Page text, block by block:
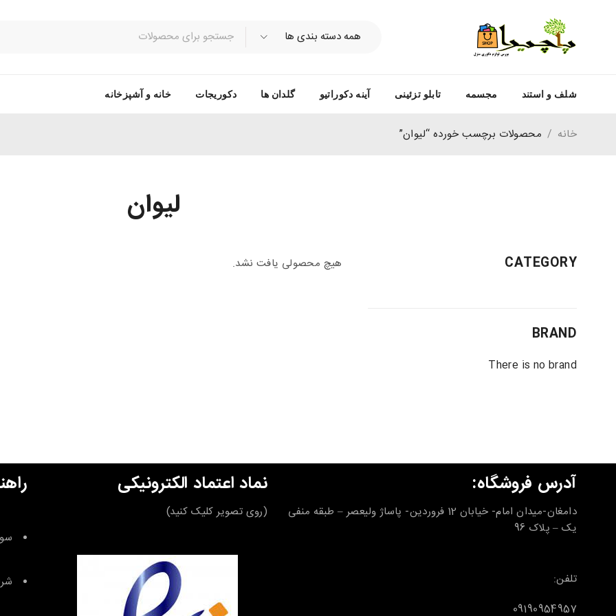
شلف و استند مجسمه تابلو تزئینی آینه دکوراتیو گلدان ها دکوریجات خانه و آشپزخانه
لیوان
خانه / محصولات برچسب خورده “لیوان”
CATEGORY
BRAND
There is no brand
هیچ محصولی یافت نشد.
آدرس فروشگاه:
دامغان-میدان امام- خیابان 12 فروردین- پاساژ ولیعصر – طبقه منفی
یک – پلاک 96
تلفن:
09190954957
نماد اعتماد الکترونیکی
(روی تصویر کلیک کنید)